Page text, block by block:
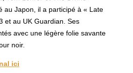
au Japon, il a participé à « Late
et au UK Guardian. Ses
avec une légère folie savante
noir.
ici